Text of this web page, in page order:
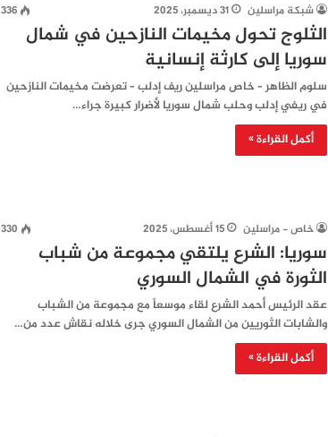
شبكة مراسلين 31 ديسمبر، 2025 336
الثلوج تحول مخيمات النازحين في شمال
سوريا إلى كارثة إنسانية
سلوم الظاهر – خاص مراسلين ريف إدلب – تعرضت مخيمات النازحين
في ريفي إدلب وحلب شمال سوريا لأضرار كبيرة جراء…
أكمل القراءة »
خاص - مراسلين 15 أغسطس، 2025 330
سوريا: الشرع يلتقي مجموعة من شباب
الثورة في الشمال السوري
عقد الرئيس أحمد الشرع لقاء موسعاً مع مجموعة من الشباب
والشابات الثوريين من الشمال السوري جرى خلاله نقاش عدد من…
أكمل القراءة »